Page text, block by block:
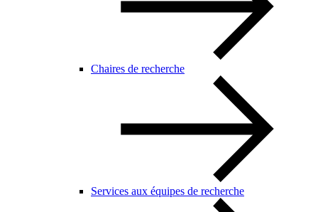
Chaires de recherche
Services aux équipes de recherche